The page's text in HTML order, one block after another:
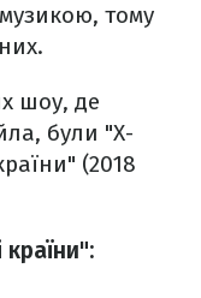
тому
шоу, де
були "Х-
(2018